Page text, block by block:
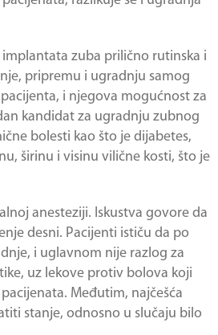
zuba prilično rutinska i
pripremu i ugradnju samog
i njegova mogućnost za
kandidat za ugradnju zubnog
bolesti kao što je dijabetes,
širinu i visinu vilične kosti, što je
anesteziji. Iskustva govore da
desni. Pacijenti ističu da po
i uglavnom nije razlog za
uz lekove protiv bolova koji
Međutim, najčešća
stanje, odnosno u slučaju bilo